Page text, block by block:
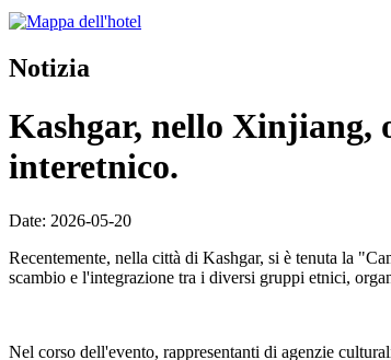
Notizia
Kashgar, nello Xinjiang,
interetnico.
Date: 2026-05-20
Recentemente, nella città di Kashgar, si è tenuta la
scambio e l'integrazione tra i diversi gruppi etnici,
Nel corso dell'evento, rappresentanti di agenzie